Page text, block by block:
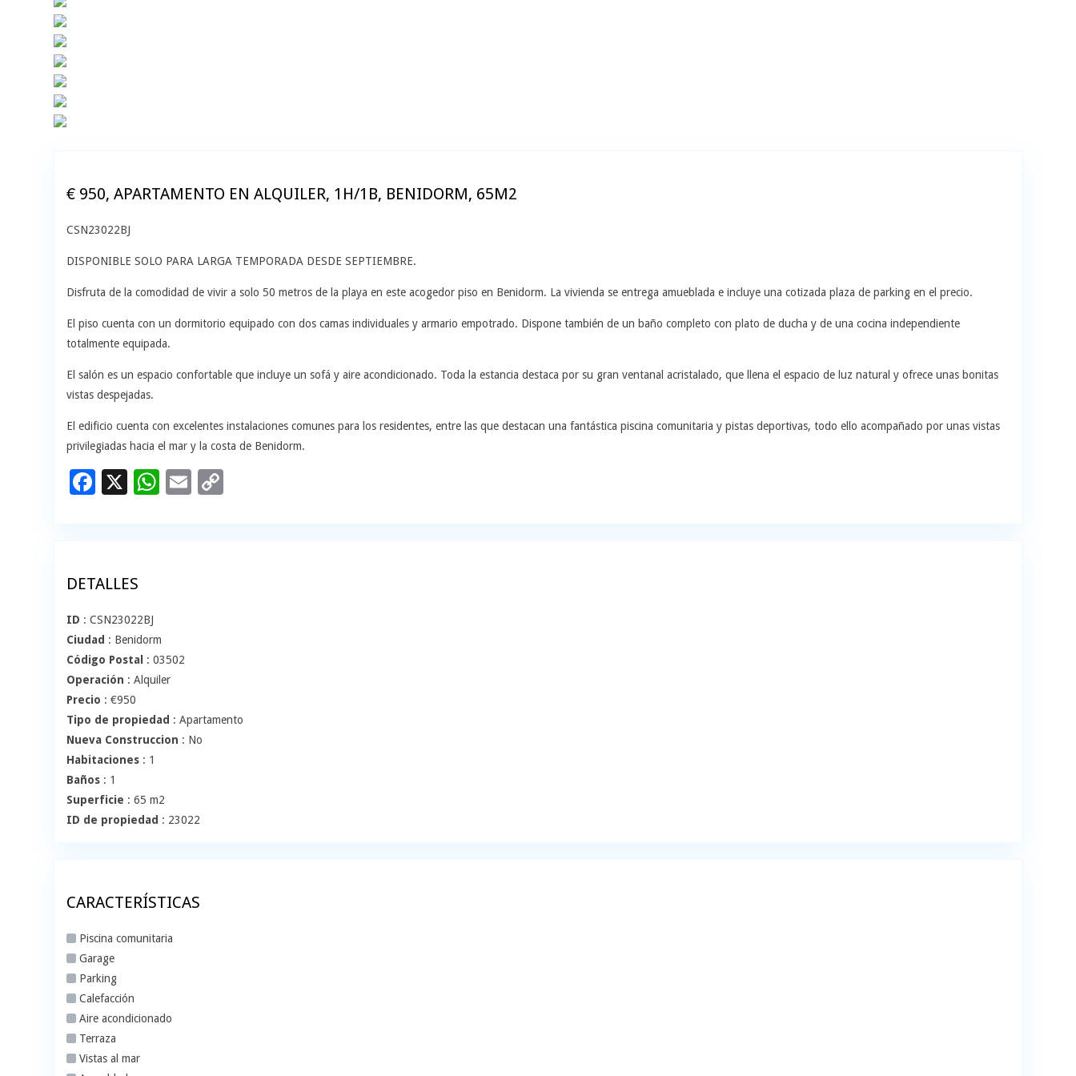
€ 950, APARTAMENTO EN ALQUILER, 1H/1B, BENIDORM, 65M2
CSN23022BJ
DISPONIBLE SOLO PARA LARGA TEMPORADA DESDE SEPTIEMBRE.
Disfruta de la comodidad de vivir a solo 50 metros de la playa en este acogedor piso en Benidorm. La vivienda se entrega amueblada e incluye una cotizada plaza de parking en el precio.
El piso cuenta con un dormitorio equipado con dos camas individuales y armario empotrado. Dispone también de un baño completo con plato de ducha y de una cocina independiente
totalmente equipada.
El salón es un espacio confortable que incluye un sofá y aire acondicionado. Toda la estancia destaca por su gran ventanal acristalado, que llena el espacio de luz natural y ofrece unas bonitas
vistas despejadas.
El edificio cuenta con excelentes instalaciones comunes para los residentes, entre las que destacan una fantástica piscina comunitaria y pistas deportivas, todo ello acompañado por unas vistas
privilegiadas hacia el mar y la costa de Benidorm.
Facebook
X WhatsApp
Email
DETALLES
ID : CSN23022BJ
Ciudad : Benidorm
Código Postal : 03502
Operación : Alquiler
Precio :€950
Tipo de propiedad : Apartamento
Nueva Construccion : No
Habitaciones : 1
Baños : 1
Superficie : 65 m2
ID de propiedad : 23022
CARACTERÍSTICAS
Piscina comunitaria
Garage
Parking
Calefacción
Aire acondicionado
Terraza
Vistas al mar